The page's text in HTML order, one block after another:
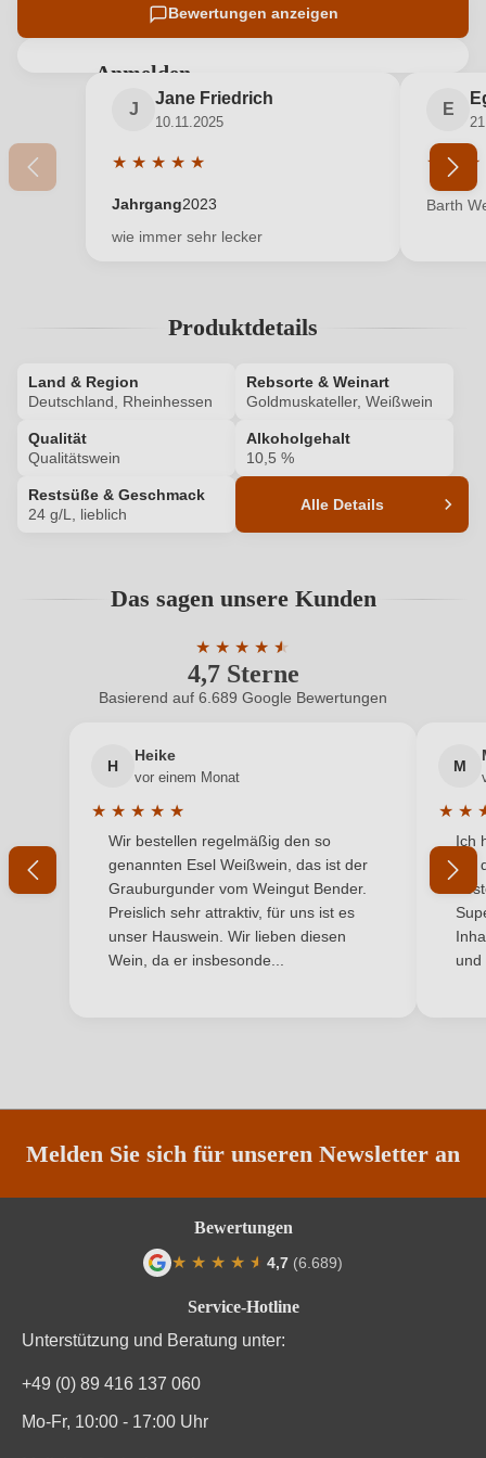
Bewertungen anzeigen
Anmelden
Bewertungen können nur von angemeldeten
Benutzern abgegeben werden. Bitte loggen Sie sich
ANMELDEN
J
Jane Friedrich
10.11.2025
★ ★ ★ ★ ★
Durchschnittliche Bewertung von 5 von 5
Jahrgang2023
wie immer sehr lecker
E
★ ★ ★
Barth
Produktdetails
Land & Region
Deutschland, Rheinhessen
Rebsorte & Weinart
Goldmuskateller, Weißwein
Qualität
Qualitätswein
Alkoholgehalt
10,5 %
Restsüße & Geschmack
24 g/L, lieblich
Alle Details
Alkoholgehalt in %
Edelstahltank
Flaschenverschluss
Geschmack Lieblich
Hersteller Rainer Barth
Weingut Rainer Barth, Im Rothenfeld 3, 55234
Wendelsheim/ Rhh., Deutschland
Säuregehalt in g/L
Traubenfarbe
Das sagen unsere Kunden
4,7 Sterne
★ ★ ★ ★ ★
★
Durchschnittliche Bewertung von 4.7
Basierend auf 6.689 Google Bewertungen
H
Heike
vor einem Monat
★ ★ ★ ★ ★
Durchschnittliche Bewertung von 5 von 5 Sternen
Wir bestellen regelmäßig den so
genannten Esel Weißwein, das ist der
Grauburgunder vom Weingut Bender.
Preislich sehr attraktiv, für uns ist es
unser Hauswein. Wir lieben diesen
Wein, da er insbesonde...
M
★ ★
Ich
mit
und
Melden Sie sich für unseren Newsletter an
Service-Hotline
Unterstützung und Beratung unter:
+49 (0) 89 416 137 060
Mo-Fr, 10:00 - 17:00 Uhr
Bewertungen
★ ★ ★ ★ ★
★ 4,7 (6.689)